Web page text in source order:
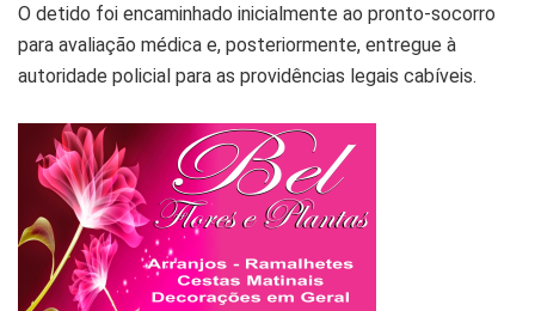
O detido foi encaminhado inicialmente ao pronto-socorro
para avaliação médica e, posteriormente, entregue à
autoridade policial para as providências legais cabíveis.